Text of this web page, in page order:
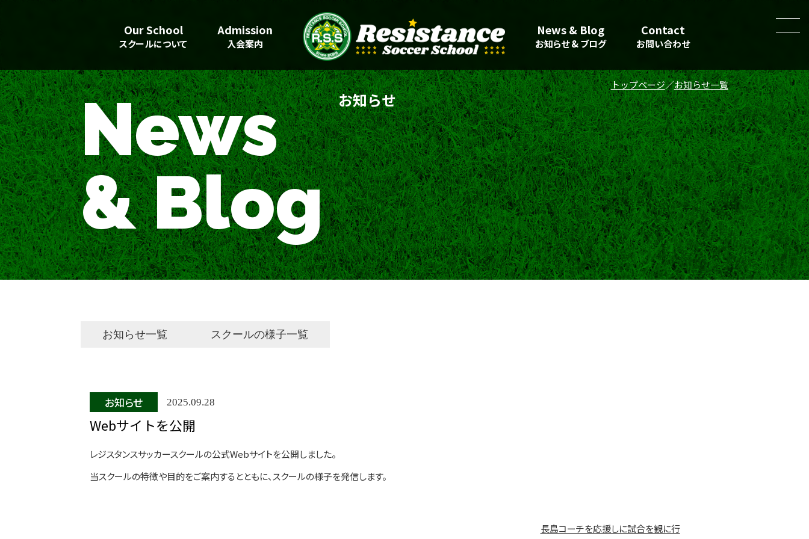
Our School
スクールについて
Admission
入会案内
News & Blog
お知らせ & ブログ
Contact
お問い合わせ
トップページ お知らせ一覧
News
& Blog
お知らせ
お知らせ一覧 スクールの様子一覧
お知らせ 2025.09.28
Webサイトを公開
レジスタンスサッカースクールの公式Webサイトを公開しました。
当スクールの特徴や目的をご案内するとともに、スクールの様子を発信します。
長島コーチを応援しに試合を観に行